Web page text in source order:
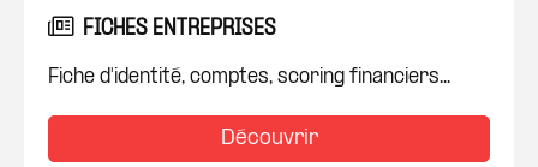
FICHES ENTREPRISES
Fiche d'identité, comptes, scoring financiers...
Découvrir